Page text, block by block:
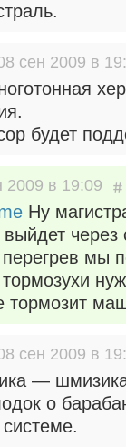
сен 2009 в
будет
2009 в 19:09
Ну
выйдет
мы
тормозит
сен 2009 в
—
о